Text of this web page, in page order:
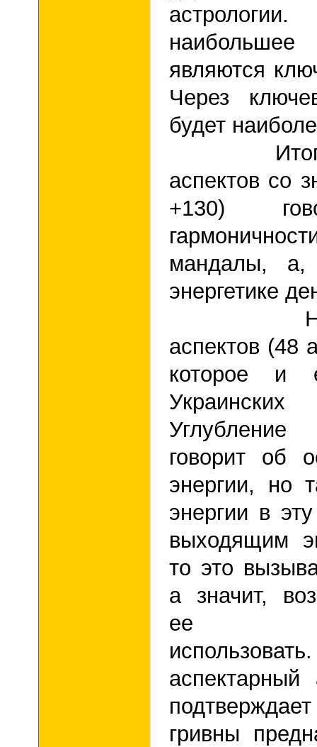
наибольшее
являются
Через
будет
Итоговый
аспектов со
+130)
мандалы, а,
энергетике
аспектов (48
которое и
говорит об
энергии, но
энергии в
выходящим
то это
а значит,
ее
гривны